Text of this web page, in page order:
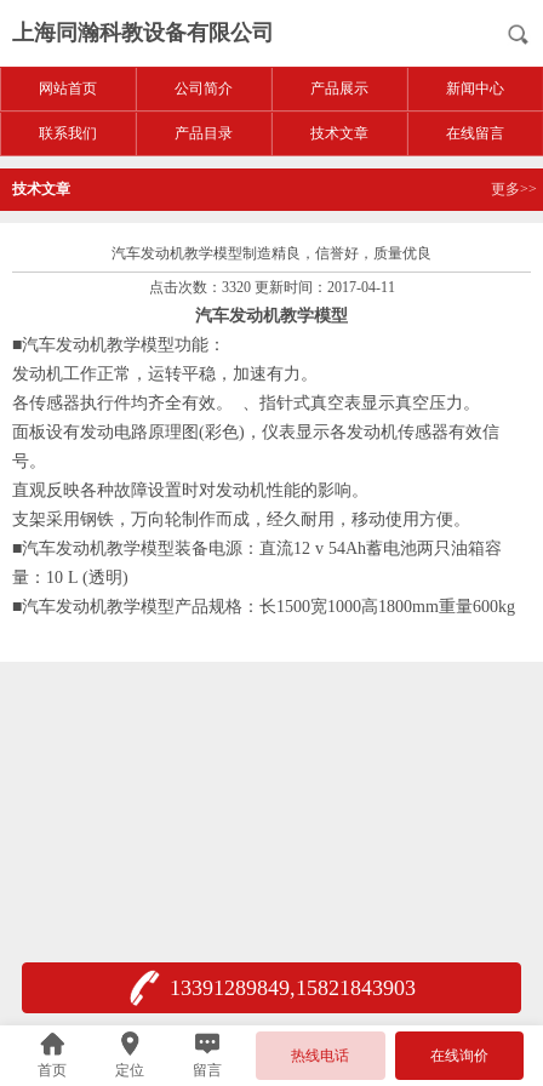
上海同瀚科教设备有限公司
网站首页 公司简介 产品展示 新闻中心
联系我们 产品目录 技术文章 在线留言
技术文章 更多>>
汽车发动机教学模型制造精良，信誉好，质量优良
点击次数：3320 更新时间：2017-04-11
汽车发动机教学模型
■汽车发动机教学模型功能：
发动机工作正常，运转平稳，加速有力。
各传感器执行件均齐全有效。 、指针式真空表显示真空压力。
面板设有发动电路原理图(彩色)，仪表显示各发动机传感器有效信
号。
直观反映各种故障设置时对发动机性能的影响。
支架采用钢铁，万向轮制作而成，经久耐用，移动使用方便。
■汽车发动机教学模型装备电源：直流12 v 54Ah蓄电池两只油箱容
量：10 L (透明)
■汽车发动机教学模型产品规格：长1500宽1000高1800mm重量600kg
13391289849,15821843903
首页 定位 留言
热线电话 在线询价